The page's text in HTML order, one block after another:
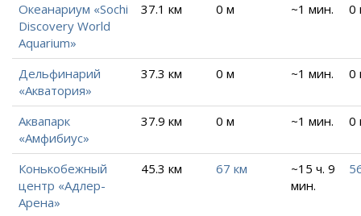
Океанариум «Sochi
Discovery World
Aquarium»
37.1 км 0 м ~1 мин. 0
Дельфинарий
«Акватория»
37.3 км 0 м ~1 мин. 0
Аквапарк
«Амфибиус»
37.9 км 0 м ~1 мин. 0
Конькобежный
центр «Адлер-
Арена»
45.3 км 67 км
~15 ч. 9
мин.